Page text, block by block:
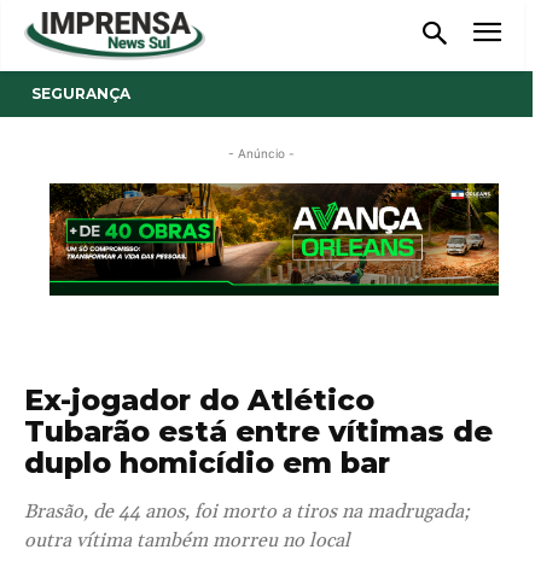
SEGURANÇA
- Anúncio -
Ex-jogador do Atlético
Tubarão está entre vítimas de
duplo homicídio em bar
Brasão, de 44 anos, foi morto a tiros na madrugada;
outra vítima também morreu no local